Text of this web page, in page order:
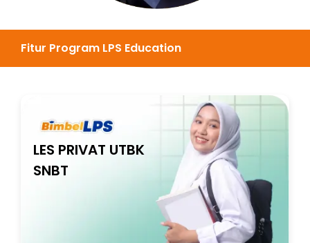
Fitur Program LPS Education
LES PRIVAT UTBK
SNBT